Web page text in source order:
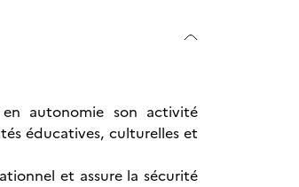
en autonomie son activité
éducatives, culturelles et
et assure la sécurité